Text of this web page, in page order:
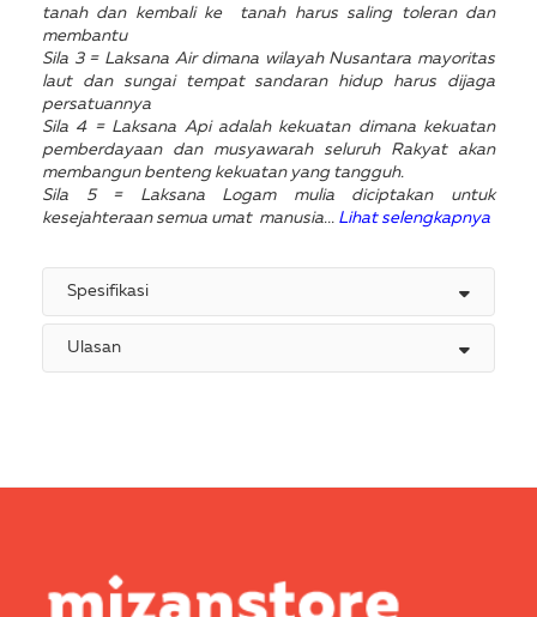
tanah dan kembali ke tanah harus saling toleran dan
membantu
Sila 3 = Laksana Air dimana wilayah Nusantara mayoritas
laut dan sungai tempat sandaran hidup harus dijaga
persatuannya
Sila 4 = Laksana Api adalah kekuatan dimana kekuatan
pemberdayaan dan musyawarah seluruh Rakyat akan
membangun benteng kekuatan yang tangguh.
Sila 5 = Laksana Logam mulia diciptakan untuk
kesejahteraan semua umat manusia... Lihat selengkapnya
Spesifikasi
Ulasan